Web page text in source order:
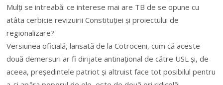
Mulți se intreabă: ce interese mai are TB de se opune cu
atâta cerbicie revizuirii Constituției și proiectului de
regionalizare?
Versiunea oficială, lansată de la Cotroceni, cum că aceste
două demersuri ar fi dirijate antinațional de către USL și, de
aceea, președintele patriot și altruist face tot posibilul pentru